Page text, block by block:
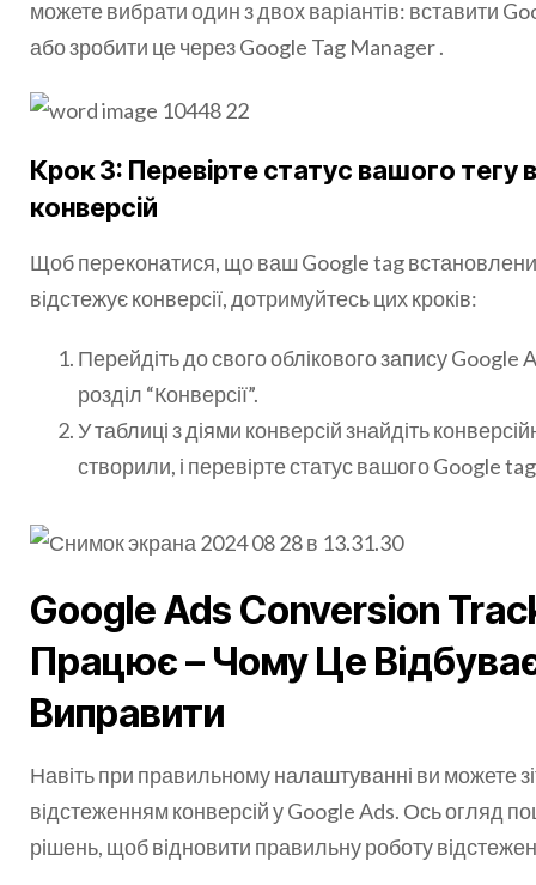
можете вибрати один з двох варіантів: вставити
або зробити це через Google Tag Manager .
Крок 3: Перевірте статус вашого тегу
конверсій
Щоб переконатися, що ваш Google tag
відстежує конверсії, дотримуйтесь цих кроків:
Перейдіть до свого облікового запису Google
розділ “Конверсії”.
У таблиці з діями конверсій знайдіть
створили, і перевірте статус вашого Google
Google Ads Conversion
Працює – Чому Це
Виправити
Навіть при правильному налаштуванні ви можете
відстеженням конверсій у Google Ads. Ось огляд
рішень, щоб відновити правильну роботу